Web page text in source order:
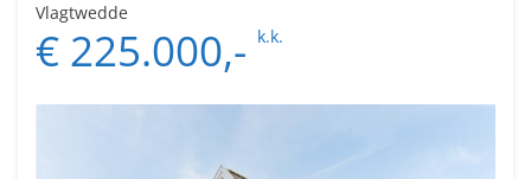
Vlagtwedde
€ 225.000,- k.k.